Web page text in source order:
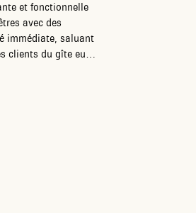
et fonctionnelle
avec des
immédiate, saluant
clients du gîte eux-
apportés à ce